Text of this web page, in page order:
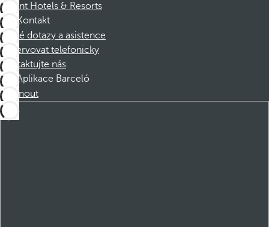
Dorint Hotels & Resorts
Kontakt
Časté dotazy a asistence
Rezervovat telefonicky
Kontaktujte nás
Aplikace Barceló
Stáhnout